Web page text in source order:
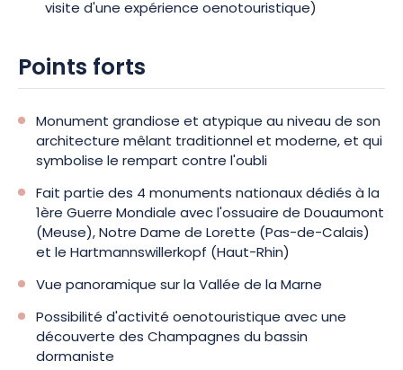
vignerons de Dormans. Entre patrimoine et paysages
plongez au cœur d’un lieu incontournable de l’histoire
champenoise.
visite d'une expérience oenotouristique)
Points forts
Monument grandiose et atypique au niveau de son
architecture mêlant traditionnel et moderne, et qui
symbolise le rempart contre l'oubli
Fait partie des 4 monuments nationaux dédiés à la
1ère Guerre Mondiale avec l'ossuaire de Douaumont
(Meuse), Notre Dame de Lorette (Pas-de-Calais)
et le Hartmannswillerkopf (Haut-Rhin)
Vue panoramique sur la Vallée de la Marne
Possibilité d'activité oenotouristique avec une
découverte des Champagnes du bassin
dormaniste